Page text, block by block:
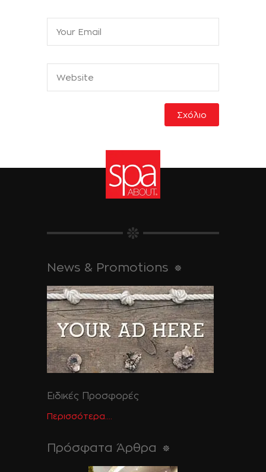
News & Promotions
Ειδικές Προσφορές
Περισσότερα....
Πρόσφατα Άρθρα